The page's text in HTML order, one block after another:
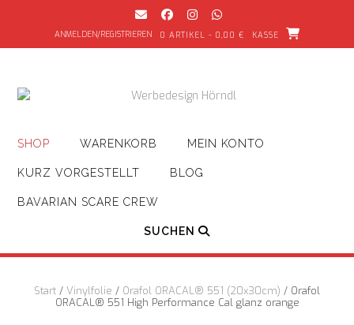
ANMELDEN/REGISTRIEREN 0 ARTIKEL - 0,00 € KASSE
SHOP WARENKORB MEIN KONTO
KURZ VORGESTELLT BLOG
BAVARIAN SCARE CREW
SUCHEN
Start / Vinylfolie / Orafol ORACAL® 551 (20x30cm) / Orafol
ORACAL® 551 High Performance Cal glanz orange